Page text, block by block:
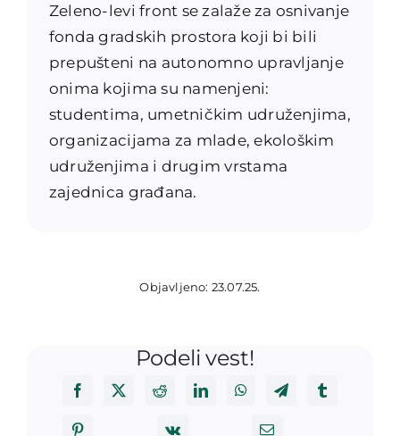
Zeleno-levi front se zalaže za osnivanje
fonda gradskih prostora koji bi bili
prepušteni na autonomno upravljanje
onima kojima su namenjeni:
studentima, umetničkim udruženjima,
organizacijama za mlade, ekološkim
udruženjima i drugim vrstama
zajednica građana.
Objavljeno: 23.07.25.
Podeli vest!